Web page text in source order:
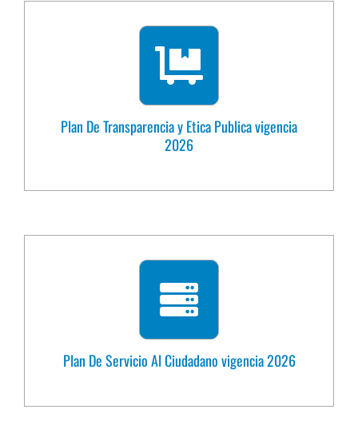
Plan De Transparencia y Etica Publica vigencia
2026
Plan De Servicio Al Ciudadano vigencia 2026